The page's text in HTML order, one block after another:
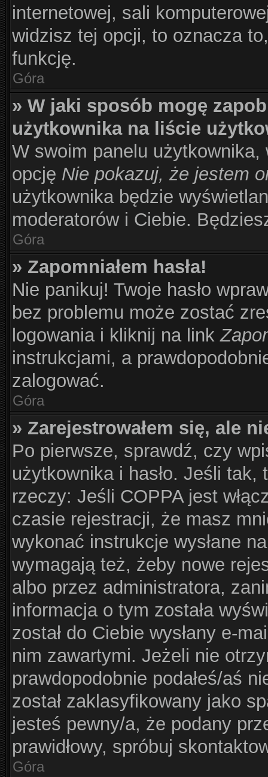
internetowej, sali
widzisz tej opcji, to oznacza
funkcję.
Góra
» W jaki sposób mogę
użytkownika na liście
W swoim panelu użytkownika,
opcję Nie pokazuj, że jestem
użytkownika będzie
moderatorów i Ciebie.
Góra
» Zapomniałem hasła!
Nie panikuj! Twoje hasło
bez problemu może zostać
logowania i kliknij na link
instrukcjami, a
zalogować.
Góra
» Zarejestrowałem się, ale
Po pierwsze, sprawdź, czy
użytkownika i hasło. Jeśli tak,
rzeczy: Jeśli COPPA jest
czasie rejestracji, że masz
wykonać instrukcje wysłane
wymagają też, żeby nowe
albo przez administratora,
informacja o tym została
został do Ciebie wysłany e-
nim zawartymi. Jeżeli nie
prawdopodobnie podałeś/aś
został zaklasyfikowany jako
jesteś pewny/a, że podany
prawidłowy, spróbuj
Góra